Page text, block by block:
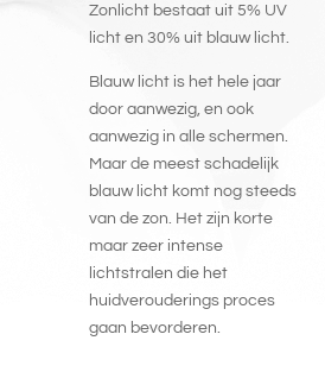
Zonlicht bestaat uit 5% UV
licht en 30% uit blauw licht.
Blauw licht is het hele jaar
door aanwezig, en ook
aanwezig in alle schermen.
Maar de meest schadelijk
blauw licht komt nog steeds
van de zon. Het zijn korte
maar zeer intense
lichtstralen die het
huidverouderings proces
gaan bevorderen.